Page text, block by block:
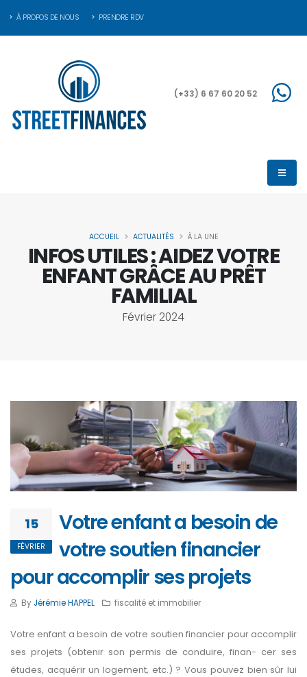
À PROPOS DE NOUS PRENDRE RDV
(+33) 6 67 60 20 52
INFOS UTILES : AIDEZ VOTRE
ENFANT GRÂCE AU PRÊT
FAMILIAL
Février 2024
ACCUEIL ACTUALITÉS À LA UNE
15
FÉVRIER
Votre enfant a besoin de
votre soutien financier
pour accomplir ses projets
By Jérémie HAPPEL fiscalité et immobilier
Votre enfant a besoin de votre soutien financier pour accomplir
ses projets (obtenir son permis de conduire, finan- cer ses
études, acquérir un logement, etc.) ? Vous pouvez bien sûr lui